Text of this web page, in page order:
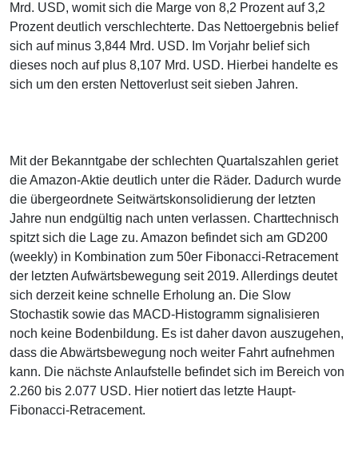
Mrd. USD, womit sich die Marge von 8,2 Prozent auf 3,2
Prozent deutlich verschlechterte. Das Nettoergebnis belief
sich auf minus 3,844 Mrd. USD. Im Vorjahr belief sich
dieses noch auf plus 8,107 Mrd. USD. Hierbei handelte es
sich um den ersten Nettoverlust seit sieben Jahren.
Mit der Bekanntgabe der schlechten Quartalszahlen geriet
die Amazon-Aktie deutlich unter die Räder. Dadurch wurde
die übergeordnete Seitwärtskonsolidierung der letzten
Jahre nun endgültig nach unten verlassen. Charttechnisch
spitzt sich die Lage zu. Amazon befindet sich am GD200
(weekly) in Kombination zum 50er Fibonacci-Retracement
der letzten Aufwärtsbewegung seit 2019. Allerdings deutet
sich derzeit keine schnelle Erholung an. Die Slow
Stochastik sowie das MACD-Histogramm signalisieren
noch keine Bodenbildung. Es ist daher davon auszugehen,
dass die Abwärtsbewegung noch weiter Fahrt aufnehmen
kann. Die nächste Anlaufstelle befindet sich im Bereich von
2.260 bis 2.077 USD. Hier notiert das letzte Haupt-
Fibonacci-Retracement.